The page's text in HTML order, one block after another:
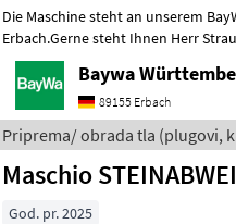
Die Maschine steht an unserem
Erbach.Gerne steht Ihnen Herr
Anfrage zur Verfügung!Maschio Intelli
Baywa
89155 Erbach
Priprema/ obrada tla (plugovi,
Maschio
Maschio
God. pr. 2025